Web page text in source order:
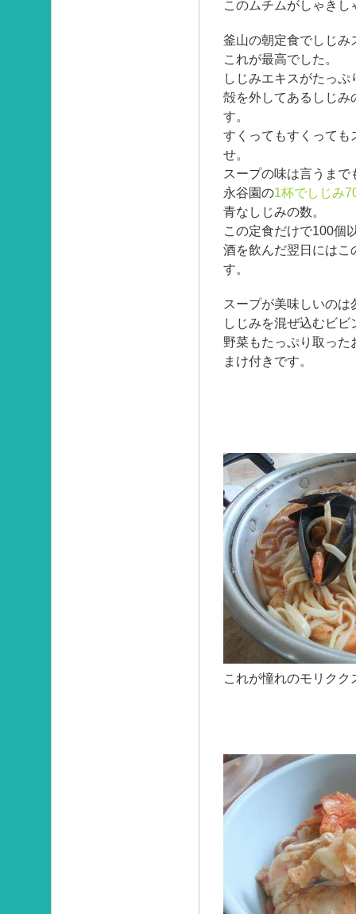
このムチムがしゃきし
釜山の朝定食でしじみ
これが最高でした。
しじみエキスがたっ
殻を外してあるしじみ
す。
すくってもすくっても
せ。
スープの味は言うまで
永谷園の1杯でしじみ
青なしじみの数。
この定食だけで100個
酒を飲んだ翌日にはこ
す。
スープが美味しいのは
しじみを混ぜ込むビ
野菜もたっぷり取っ
まけ付きです。
これが憧れのモリクク